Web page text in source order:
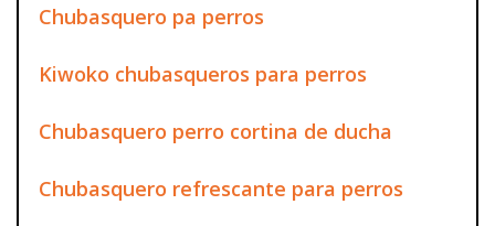
Chubasquero pa perros
Kiwoko chubasqueros para perros
Chubasquero perro cortina de ducha
Chubasquero refrescante para perros